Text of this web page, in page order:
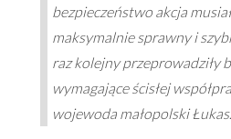
bezpieczeństwo akcja
maksymalnie sprawny i
raz kolejny przeprowadziły
wymagające ścisłej
wojewoda małopolski